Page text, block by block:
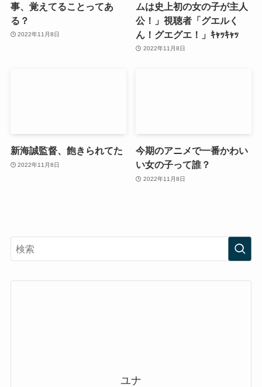
事、覚えてることってあ
る？
2022年11月8日
ムは史上初の女の子が主人
公！」視聴者「グエルく
ん！グエグエ！」ｷｬｯｷｬｯ
2022年11月8日
新海誠監督、飽きられてた
2022年11月8日
今期のアニメで一番かわい
い女の子って誰？
2022年11月8日
ユナ